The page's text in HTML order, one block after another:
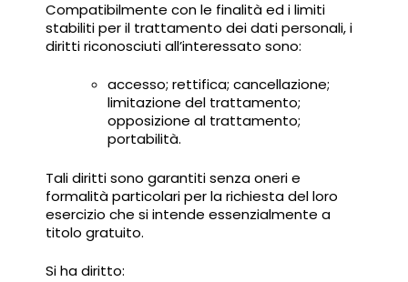
Compatibilmente con le finalità ed i limiti
stabiliti per il trattamento dei dati personali, i
diritti riconosciuti all’interessato sono:
accesso; rettifica; cancellazione;
limitazione del trattamento;
opposizione al trattamento;
portabilità.
Tali diritti sono garantiti senza oneri e
formalità particolari per la richiesta del loro
esercizio che si intende essenzialmente a
titolo gratuito.
Si ha diritto: